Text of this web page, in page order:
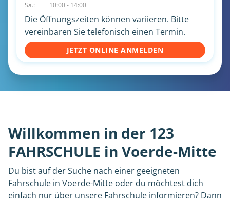
Sa.:
10:00 - 14:00
Die Öffnungszeiten können variieren. Bitte
vereinbaren Sie telefonisch einen Termin.
JETZT ONLINE ANMELDEN
Willkommen in der 123
FAHRSCHULE in Voerde-Mitte
Du bist auf der Suche nach einer geeigneten
Fahrschule in Voerde-Mitte oder du möchtest dich
einfach nur über unsere Fahrschule informieren? Dann